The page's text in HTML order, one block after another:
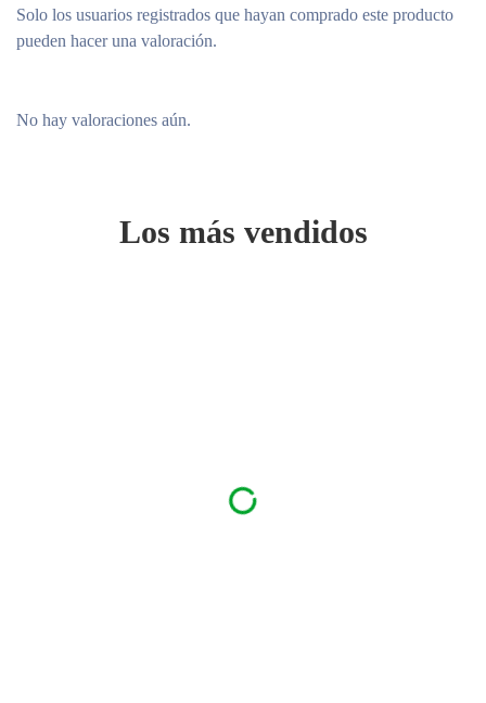
No hay valoraciones aún.
Solo los usuarios registrados que hayan comprado este producto
pueden hacer una valoración.
Los más vendidos